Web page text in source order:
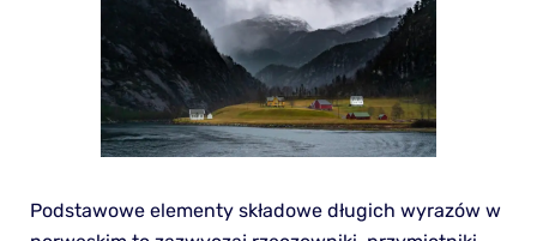
Podstawowe elementy składowe długich wyrazów w